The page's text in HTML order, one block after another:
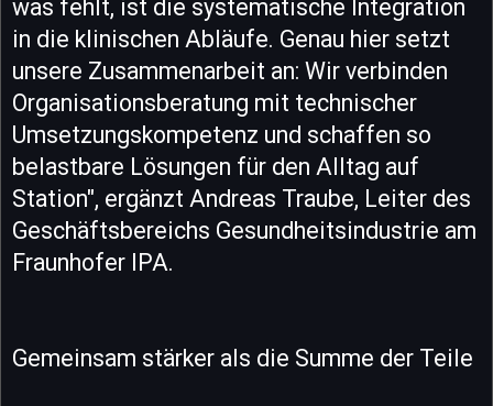
was fehlt, ist die systematische Integration
in die klinischen Abläufe. Genau hier setzt
unsere Zusammenarbeit an: Wir verbinden
Organisationsberatung mit technischer
Umsetzungskompetenz und schaffen so
belastbare Lösungen für den Alltag auf
Station", ergänzt Andreas Traube, Leiter des
Geschäftsbereichs Gesundheitsindustrie am
Fraunhofer IPA.
Gemeinsam stärker als die Summe der Teile